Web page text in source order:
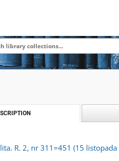
R. 2, nr 311=451 (15